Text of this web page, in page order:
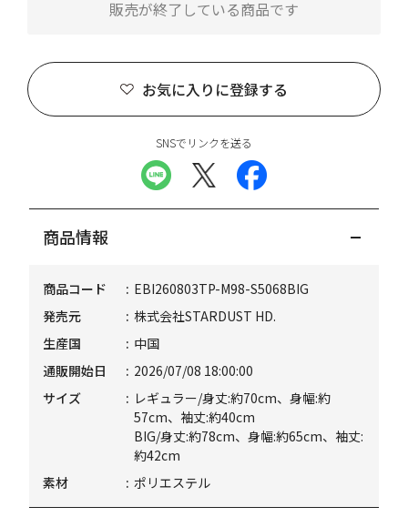
お気に入りに登録する
販売が終了している商品です
SNSでリンクを送る
商品情報
商品コード
EBI260803TP-M98-S5068BIG
発売元
株式会社STARDUST HD.
生産国
中国
通販開始日
2026/07/08 18:00:00
サイズ
レギュラー/身丈:約70cm、身幅:約
57cm、袖丈:約40cm
BIG/身丈:約78cm、身幅:約65cm、袖丈:
約42cm
素材
ポリエステル